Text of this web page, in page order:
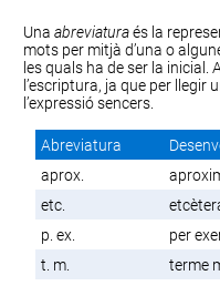
Unaabreviaturaés la
mots per mitjà d’una o
les quals ha de ser la
l’escriptura, ja que per llegir
l’expressió sencers.
Abreviatura
aprox.
etc.
p. ex.
per
t. m.
terme